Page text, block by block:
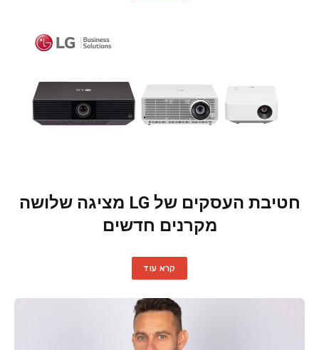
חטיבת העסקים של LG מציגה שלושה
מקרנים חדשים
קרא עוד